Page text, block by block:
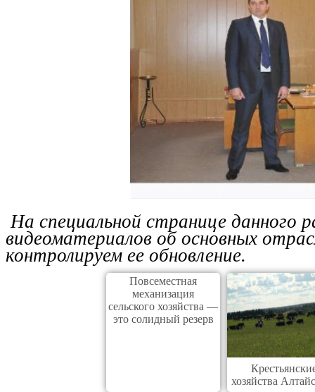
На специальной странице данного
видеоматериалов об основных
контролируем ее обновление.
Повсеместная
механизация
сельского хозяйства —
это солидный резерв
хозяйства